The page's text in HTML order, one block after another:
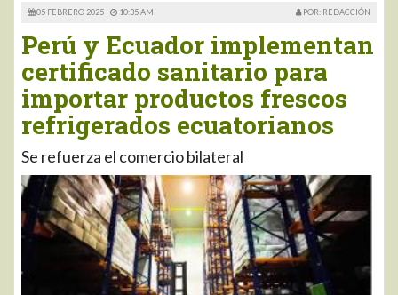
05 FEBRERO 2025 | 10:35 AM POR: REDACCIÓN
Perú y Ecuador implementan
certificado sanitario para
importar productos frescos
refrigerados ecuatorianos
Se refuerza el comercio bilateral